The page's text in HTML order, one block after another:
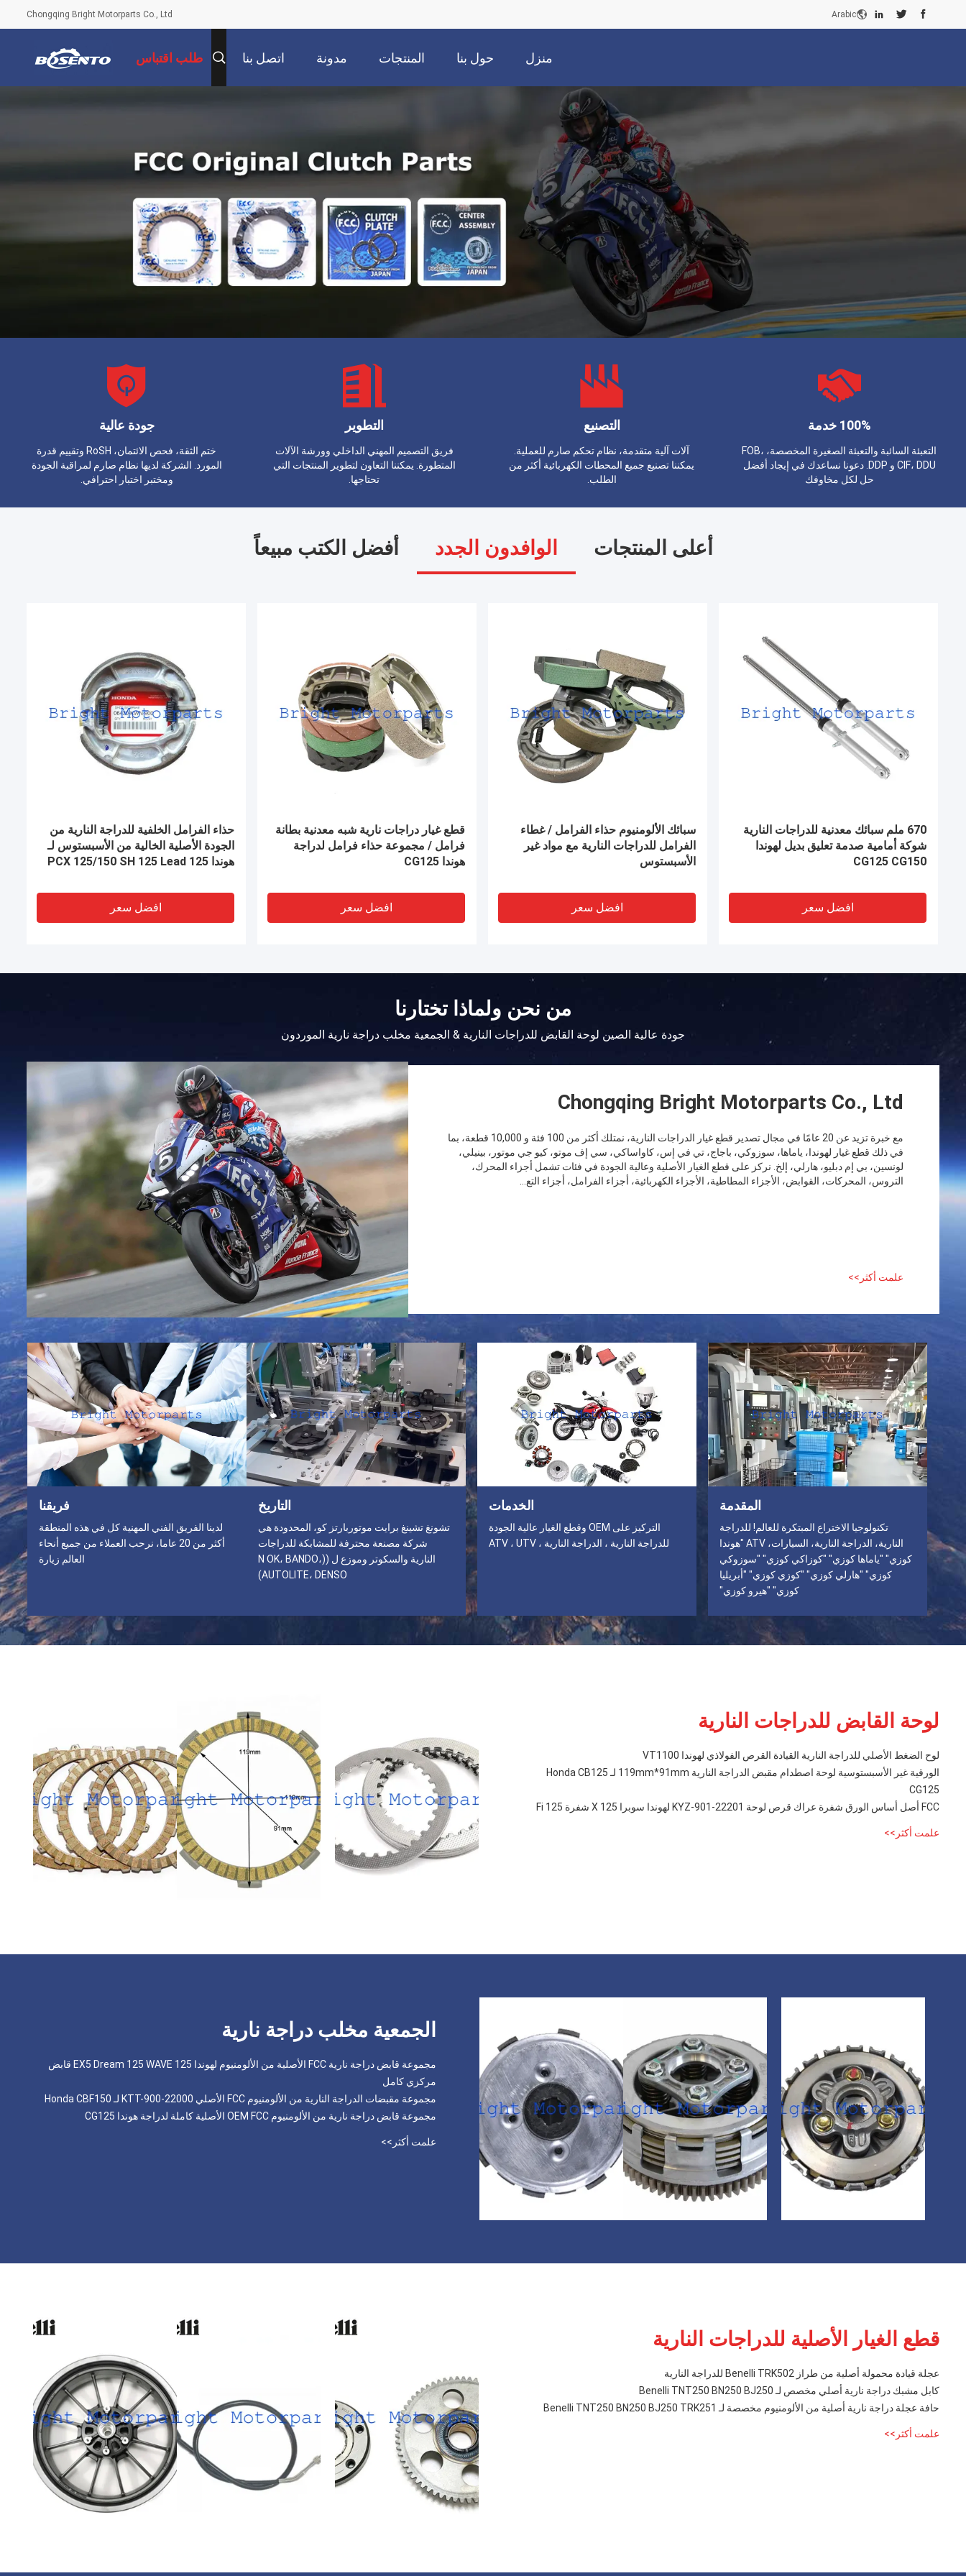
Chongqing Bright Motorparts Co., Ltd Arabic
منزل حول بنا المنتجات مدونة اتصل بنا طلب اقتباس
جودة عالية
ختم الثقة، فحص الائتمان، RoSH وتقييم قدرة
المورد. الشركة لديها نظام صارم لمراقبة الجودة
ومختبر اختبار احترافي.
التطوير
فريق التصميم المهني الداخلي وورشة الآلات
المتطورة. يمكننا التعاون لتطوير المنتجات التي
تحتاجها.
التصنيع
آلات آلية متقدمة، نظام تحكم صارم للعملية.
يمكننا تصنيع جميع المحطات الكهربائية أكثر من
الطلب.
100% خدمة
التعبئة السائبة والتعبئة الصغيرة المخصصة، FOB،
CIF، DDU و DDP. دعونا نساعدك في إيجاد أفضل
حل لكل مخاوفك
أعلى المنتجات الوافدون الجدد أفضل الكتب مبيعاً
لوحة شفرة دراجة نارية أصلية من FCC مع
مواد مطاطية / ورقية خالية من
الأسبستوس والجودة الأصلية
افضل سعر
شمعة إشعال NGK G-Power Platinum
CR8EGP 3596 لـ Suzuki GS150
Honda CB150F
افضل سعر
NGK الدراجات النارية الفوهات النيكل
CPR7EA-9 3901 لهيوندا CBF150،
CB125F، CBF125
افضل سعر
لوحة المقابس الأصلية من المواد
المطاطية والخشبية لـ Honda TMX 155
TMX 125 ALPHA OEM 22201-GF6-
افضل سعر
من نحن ولماذا تختارنا
جودة عالية الصين لوحة القابض للدراجات النارية & الجمعية مخلب دراجة نارية الموردون
Chongqing Bright Motorparts Co., Ltd
مع خبرة تزيد عن 20 عامًا في مجال تصدير قطع غيار الدراجات النارية، نمتلك أكثر من 100 فئة و 10,000 قطعة، بما
في ذلك قطع غيار لهوندا، ياماها، سوزوكي، باجاج، تي في إس، كاواساكي، سي إف موتو، كيو جي موتور، بينيلي،
لونسين، بي إم دبليو، هارلي، إلخ. نركز على قطع الغيار الأصلية وعالية الجودة في فئات تشمل أجزاء المحرك،
التروس، المحركات، القوابض، الأجزاء المطاطية، الأجزاء الكهربائية، أجزاء الفرامل، أجزاء التع...
علمت أكثر>>
المقدمة
تكنولوجيا الاختراع المبتكرة للعالم! للدراجة
النارية، الدراجة النارية، السيارات، ATV "هوندا
كوزي" "ياماها كوزي" "كوزاكي كوزي" "سوزوكي
كوزي" "هارلي كوزي" "كوزي كوزي" "أبريليا
كوزي" "هيرو كوزي"
الخدمات
التركيز على OEM وقطع الغيار عالية الجودة
للدراجة النارية ، الدراجة النارية ، ATV ، UTV
التاريخ
تشونغ تشينغ برايت موتوربارتز كو، المحدودة هي
شركة مصنعة محترفة للمشابكة للدراجات
النارية والسكوتر وموزع ل ((N OK، BANDO،
AUTOLITE، DENSO)
فريقنا
لدينا الفريق الفني المهنية كل في هذه المنطقة
أكثر من 20 عاما، نرحب العملاء من جميع أنحاء
العالم زيارة
لوحة القابض للدراجات النارية
لوح الضغط الأصلي للدراجة النارية القيادة القرص الفولاذي لهوندا VT1100
الورقية غير الأسبستوسية لوحة اصطدام مقبض الدراجة النارية 119mm*91mm لـ Honda CB125
CG125
FCC أصل أساس الورق شفرة عراك قرص لوحة 22201-KYZ-901 لهوندا سوبرا X 125 شفرة 125 Fi
علمت أكثر>>
الجمعية مخلب دراجة نارية
مجموعة قابض دراجة نارية FCC الأصلية من الألومنيوم لهوندا EX5 Dream 125 WAVE 125 قابض
مركزي كامل
مجموعة مقبضات الدراجة النارية من الألومنيوم FCC الأصلي 22000-KTT-900 لـ Honda CBF150
مجموعة قابض دراجة نارية من الألومنيوم OEM FCC الأصلية كاملة لدراجة هوندا CG125
علمت أكثر>>
قطع الغيار الأصلية للدراجات النارية
عجلة قيادة محمولة أصلية من طراز Benelli TRK502 للدراجة النارية
كابل مشبك دراجة نارية أصلي مخصص لـ Benelli TNT250 BN250 BJ250
حافة عجلة دراجة نارية أصلية من الألومنيوم مخصصة لـ Benelli TNT250 BN250 BJ250 TRK251
علمت أكثر>>